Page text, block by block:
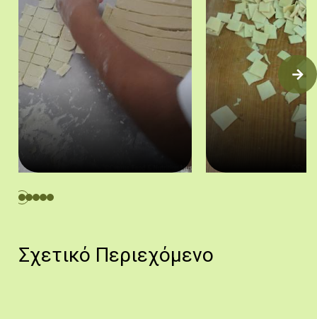
Πηγή: Στάλω Λαζάρου.
Σχετικό Περιεχόμενο